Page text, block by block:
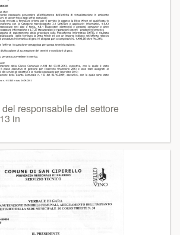
responsabile del settore
in